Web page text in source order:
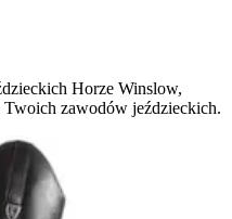
Horze Winslow,
zawodów jeździeckich.